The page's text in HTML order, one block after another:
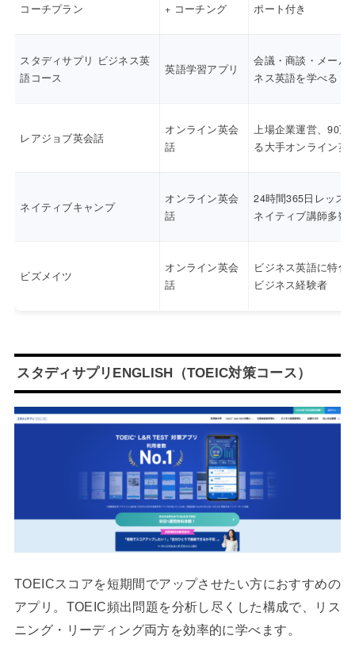
コーチプラン
+ コーチング
ポート付き
スタディサプリ ビジネス英
語コース
英語学習アプリ
会議・商談・メール
ネス英語を学べる
レアジョブ英会話
オンライン英会
話
上場企業運営、90万
る大手オンライン英
ネイティブキャンプ
オンライン英会
話
24時間365日レッス
ネイティブ講師多数
ビズメイツ
オンライン英会
話
ビジネス英語に特化
ビジネス経験者
スタディサプリENGLISH（TOEIC対策コース）
TOEICスコアを短期間でアップさせたい方におすすめの
アプリ。TOEIC頻出問題を分析し尽くした構成で、リス
ニング・リーディング両方を効率的に学べます。